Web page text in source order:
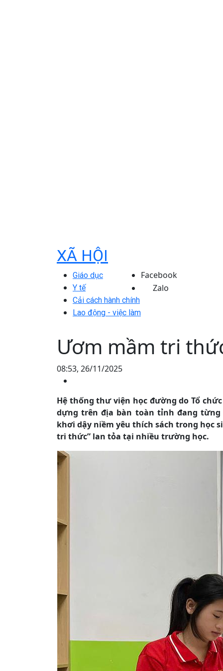
XÃ HỘI
Giáo dục
Y tế
Cải cách hành chính
Lao động - việc làm
Facebook
Zalo
Ươm mầm tri
08:53, 26/11/2025
Hệ thống thư viện học đường do Tổ
dựng trên địa bàn toàn tỉnh đang
khơi dậy niềm yêu thích sách trong học
tri thức” lan tỏa tại nhiều trường học.